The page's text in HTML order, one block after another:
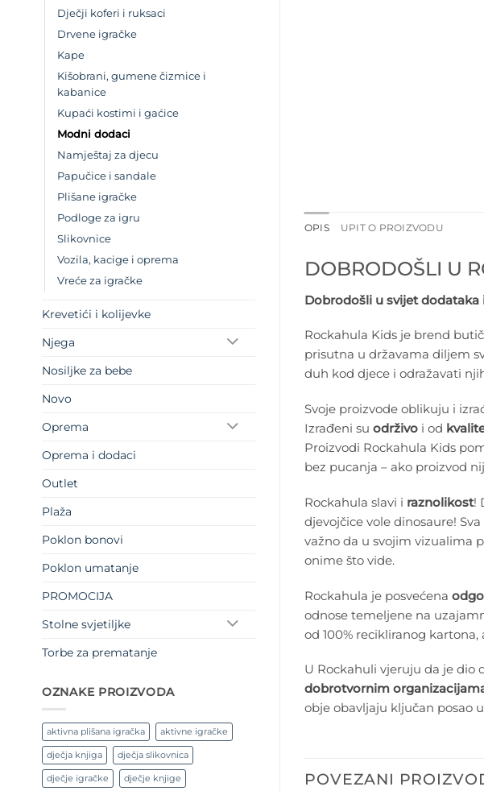
Dječji koferi i ruksaci
Drvene igračke
Kape
Kišobrani, gumene čizmice i
kabanice
Kupaći kostimi i gaćice
Modni dodaci
Namještaj za djecu
Papučice i sandale
Plišane igračke
Podloge za igru
Slikovnice
Vozila, kacige i oprema
Vreće za igračke
Krevetići i kolijevke
Njega
Nosiljke za bebe
Novo
Oprema
Oprema i dodaci
Outlet
Plaža
Poklon bonovi
Poklon umatanje
PROMOCIJA
Stolne svjetiljke
Torbe za prematanje
OZNAKE PROIZVODA
aktivna plišana igračka aktivne igračke
dječja knjiga dječja slikovnica
dječje igračke dječje knjige
OPIS UPIT O PROIZVODU
DOBRODOŠLI U
Dobrodošli u svijet dodataka
Rockahula Kids je brend
prisutna u državama diljem
duh kod djece i odražavati
Svoje proizvode oblikuju i
Izrađeni su održivo i od
Proizvodi Rockahula Kids
bez pucanja – ako proizvod
Rockahula slavi i raznolikost!
djevojčice vole dinosaure!
važno da u svojim vizualima
onime što vide.
Rockahula je posvećena
odnose temeljene na
od 100% recikliranog
U Rockahuli vjeruju da je dio
dobrotvornim
obje obavljaju ključan posao
POVEZANI